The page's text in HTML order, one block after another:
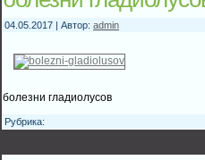
04.05.2017 | Автор: admin
болезни гладиолусов
Рубрика: